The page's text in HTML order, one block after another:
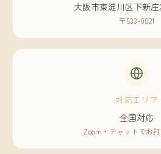
大阪市東淀川区下新庄
〒533-0021
対応エリア
全国対応
Zoom・チャットでお